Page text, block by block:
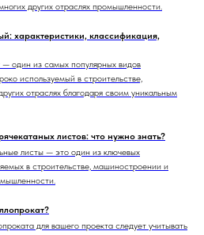
других отраслях промышленности.
характеристики, классификация,
один из самых популярных видов
используемый в строительстве,
отраслях благодаря своим уникальным
листов: что нужно знать?
листы — это один из ключевых
в строительстве, машиностроении и
для вашего проекта следует учитывать